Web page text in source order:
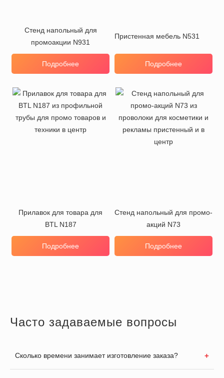
Стенд напольный для
промоакции N931
Подробнее
Пристенная мебель N531
Подробнее
Прилавок для товара для
BTL N187
Подробнее
Стенд напольный для промо-
акций N73
Подробнее
Часто задаваемые вопросы
Сколько времени занимает изготовление заказа?